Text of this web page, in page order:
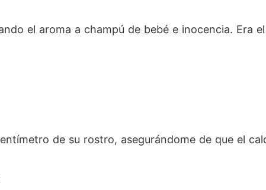
el aroma a champú de bebé e inocencia. Era
de su rostro, asegurándome de que el